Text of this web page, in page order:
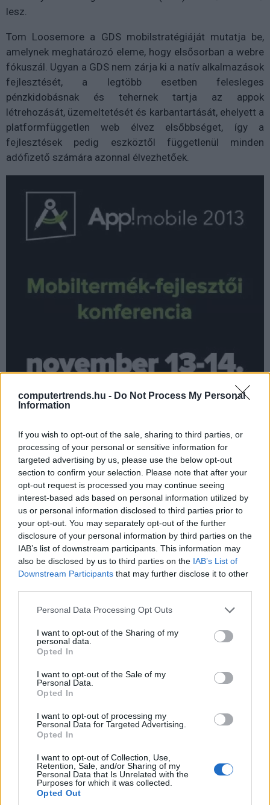
computertrends.hu - Do Not Process My Personal
Information
If you wish to opt-out of the sale, sharing to third parties, or
processing of your personal or sensitive information for
targeted advertising by us, please use the below opt-out
section to confirm your selection. Please note that after your
opt-out request is processed you may continue seeing
interest-based ads based on personal information utilized by
us or personal information disclosed to third parties prior to
your opt-out. You may separately opt-out of the further
disclosure of your personal information by third parties on the
IAB’s list of downstream participants. This information may
also be disclosed by us to third parties on the IAB’s List of
Downstream Participants that may further disclose it to other
Please note that this website/app uses one or more Google
not limited to your visit or usage behaviour. You may click to
grant or deny consent to Google and its third-party tags to
use your data for below specified purposes in below Google
consent section.
Personal Data Processing Opt Outs
I want to opt-out of the Sharing of my
personal data.
Opted In
I want to opt-out of the Sale of my
Personal Data.
Opted In
I want to opt-out of processing my
Personal Data for Targeted Advertising.
Opted In
I want to opt-out of Collection, Use,
Retention, Sale, and/or Sharing of my
Personal Data that Is Unrelated with the
Purposes for which it was collected.
Opted Out
lesz.
Tom Loosemore a GDS mobilstratégiáját mutatja be,
amelynek meghatározó eleme, hogy elsősorban a webre
fókuszál. Ugyan a GDS nem zárja ki a natív alkalmazások
fejlesztését, a legtöbb esetben felesleges
pénzkidobásnak és tehernek tartja az appok
létrehozását, üzemeltetését és karbantartását, ehelyett a
platformfüggetlen web élvez elsőbbséget, így a
fejlesztések pedig eszköztől függetlenül minden
adófizető számára azonnal élvezhetőek.
Az App!mobile 2013 második, fókuszáltabb tartalmat
kínáló napján kétórás workshopok lesznek: először az
iOS 7 és az Android legfrissebb verzióinak fejlesztői
újdonságaival ismerkedhetnek meg az érdeklődők, majd
a multiplatformos Windows, illetve a Firefox OS
programozása kerül fókuszba. Abe Han, a Works.IO
munkatársa átfogó felülettervezési workshopot tart,
majd az ideális vállalati mobilstratégia kialakítását
mutatják be az alapoktól a Kirowski munkatársai.
Az App!mobile 2013 programjáról a
regisztrálni is.
trendeket a fiatalok elvárásai (X)
A diákoknak már nem elég a magas órabér,
rugalmasságot is várnak.
#app!mobile #fórum
#rendezvény
#workshop
#nfc #technológia